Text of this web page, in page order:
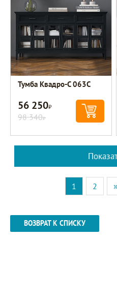
Тумба Квадро-С 063С
56 250Р
98 340Р
1 2
ВОЗВРАТ К СПИСКУ